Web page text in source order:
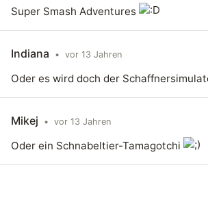
Super Smash Adventures
Indiana • vor 13 Jahren
Oder es wird doch der
Mikej • vor 13 Jahren
Oder ein Schnabeltier-Tamagotchi